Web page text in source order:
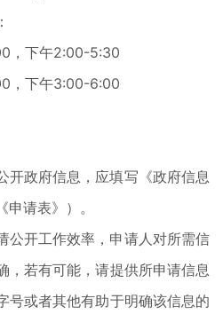
，下午2:00-5:30
，下午3:00-6:00
开政府信息，应填写《政府信息
请表》）。
公开工作效率，申请人对所需信
，若有可能，请提供所申请信息
号或者其他有助于明确该信息的